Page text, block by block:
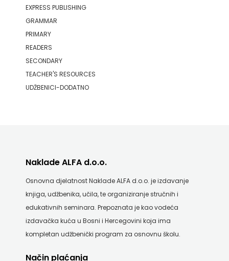
BY
STEP
STILUS
ŠARENI
media
grupa
d.o.o.
EXPRESS PUBLISHING
GRAMMAR
PRIMARY
READERS
SECONDARY
TEACHER'S RESOURCES
UDŽBENICI-DODATNO
Naklade ALFA d.o.o.
Osnovna djelatnost Naklade ALFA d.o.o. je izdavanje
knjiga, udžbenika, učila, te organiziranje stručnih i
edukativnih seminara. Prepoznata je kao vodeća
izdavačka kuća u Bosni i Hercegovini koja ima
kompletan udžbenički program za osnovnu školu.
Način plaćanja